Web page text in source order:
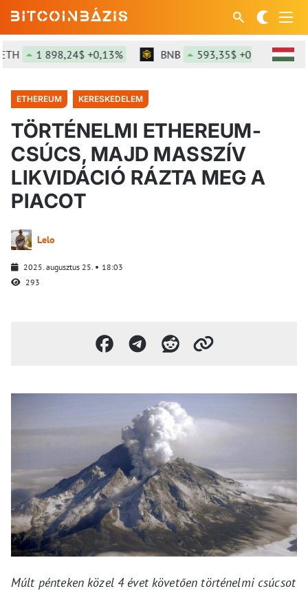
1 898,24$ +0,13% BNB 593,35$ +0,02%
ETHEREUM KERESKEDELEM
TÖRTÉNELMI ETHEREUM-
CSÚCS, MAJD MASSZÍV
LIKVIDÁCIÓ RÁZTA MEG A
PIACOT
Lelo
2025. augusztus 25.
18:03
293
Múlt pénteken közel 4 évet követően történelmi csúcsot